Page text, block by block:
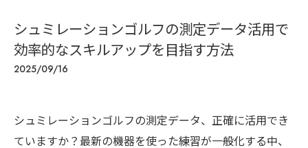
シュミレーションゴルフの測定データ活用で
効率的なスキルアップを目指す方法
2025/09/16
シュミレーションゴルフの測定データ、正確に活用でき
ていますか？最新の機器を使った練習が一般化する中、